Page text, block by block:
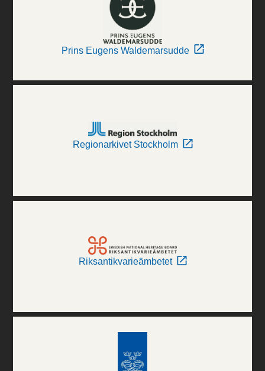
Prins Eugens Waldemarsudde
Regionarkivet Stockholm
Riksantikvarieämbetet